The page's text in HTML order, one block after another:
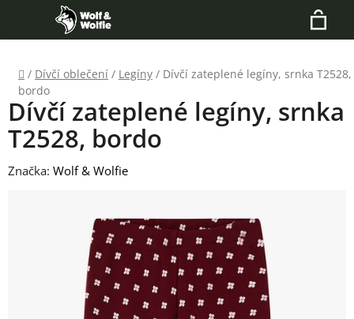
obsah
Hledat
Domů
/ Dívčí oblečení / Legíny / Dívčí zateplené legíny, srnka T2528,
bordo
Dívčí zateplené legíny, srnka
T2528, bordo
Značka: Wolf & Wolfie